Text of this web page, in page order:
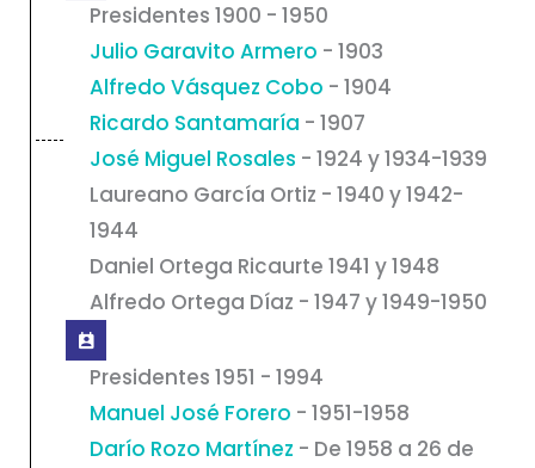
Presidentes 1900 - 1950
Julio Garavito Armero - 1903
Alfredo Vásquez Cobo - 1904
Ricardo Santamaría - 1907
José Miguel Rosales - 1924 y 1934-1939
Laureano García Ortiz - 1940 y 1942-
1944
Daniel Ortega Ricaurte 1941 y 1948
Alfredo Ortega Díaz - 1947 y 1949-1950
Presidentes 1951 - 1994
Manuel José Forero - 1951-1958
Darío Rozo Martínez - De 1958 a 26 de